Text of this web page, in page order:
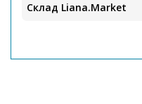
Склад Liana.Market